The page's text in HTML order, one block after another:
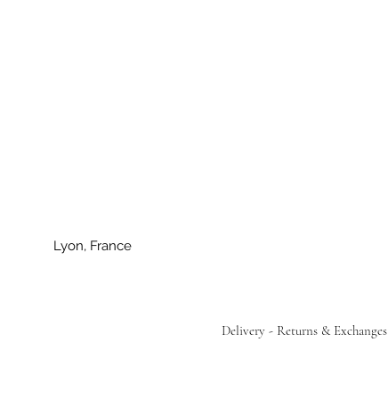
Lyon, France
Delivery - Returns & Exchanges